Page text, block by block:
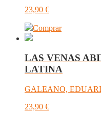
23,90 €
Comprar
LAS VENAS
LATINA
GALEANO,
23,90 €